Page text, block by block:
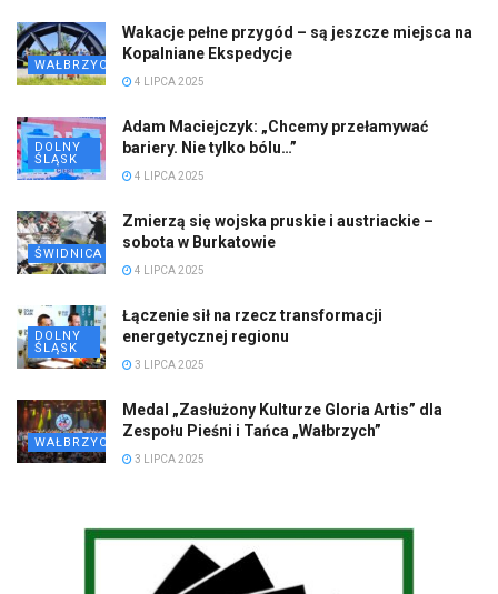
WAŁBRZYCH
Wakacje pełne przygód – są jeszcze miejsca na
Kopalniane Ekspedycje
4 LIPCA 2025
DOLNY
ŚLĄSK
Adam Maciejczyk: „Chcemy przełamywać
bariery. Nie tylko bólu…”
4 LIPCA 2025
ŚWIDNICA
Zmierzą się wojska pruskie i austriackie –
sobota w Burkatowie
4 LIPCA 2025
DOLNY
ŚLĄSK
Łączenie sił na rzecz transformacji
energetycznej regionu
3 LIPCA 2025
WAŁBRZYCH
Medal „Zasłużony Kulturze Gloria Artis” dla
Zespołu Pieśni i Tańca „Wałbrzych”
3 LIPCA 2025